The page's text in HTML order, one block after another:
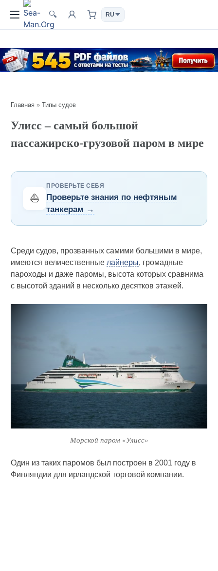
🔍
Главная »Типы судов
Улисс – самый большой
пассажирско-грузовой паром в мире
⛵
ПРОВЕРЬТЕ СЕБЯ
Проверьте знания по нефтяным
танкерам →
Среди судов, прозванных самими большими в мире,
имеются величественные лайнеры, громадные
пароходы и даже паромы, высота которых сравнима
с высотой зданий в несколько десятков этажей.
Морской паром «Улисс»
Один из таких паромов был построен в 2001 году в
Финляндии для ирландской торговой компании.